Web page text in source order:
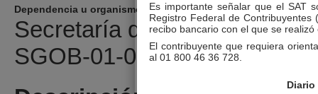
Dependencia u organismo:
Secretaría de Gobernación.
SGOB-01-004
Es importante señalar que el SAT
Registro Federal de
recibo bancario con el que se realizó
El contribuyente que requiera
al 01 800 46 36 728.